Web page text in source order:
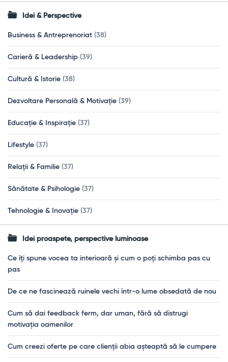
Idei & Perspective
Business & Antreprenoriat (38)
Carieră & Leadership (39)
Cultură & Istorie (38)
Dezvoltare Personală & Motivație (39)
Educație & Inspirație (37)
Lifestyle (37)
Relații & Familie (37)
Sănătate & Psihologie (37)
Tehnologie & Inovație (37)
Idei proaspete, perspective luminoase
Ce îți spune vocea ta interioară și cum o poți schimba pas cu
pas
De ce ne fascinează ruinele vechi într-o lume obsedată de nou
Cum să dai feedback ferm, dar uman, fără să distrugi
motivația oamenilor
Cum creezi oferte pe care clienții abia așteaptă să le cumpere